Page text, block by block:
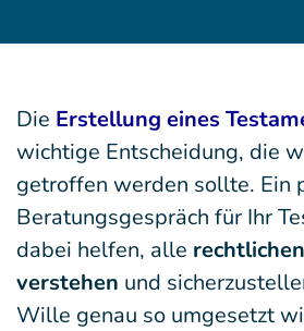
Die Erstellung eines
wichtige Entscheidung, die
getroffen werden sollte. Ein
Beratungsgespräch für Ihr
dabei helfen, alle
verstehen und
Wille genau so umgesetzt